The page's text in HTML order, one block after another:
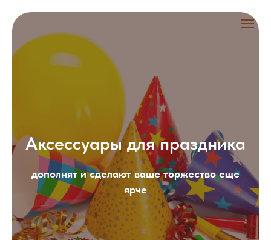
Аксессуары для праздника
дополнят и сделают ваше торжество еще
ярче